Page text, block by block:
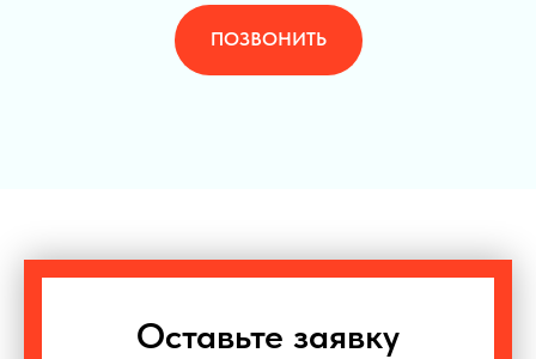
ПОЗВОНИТЬ
Оставьте заявку